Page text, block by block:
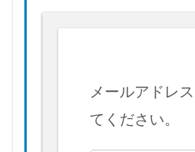
メールアドレ
てください。